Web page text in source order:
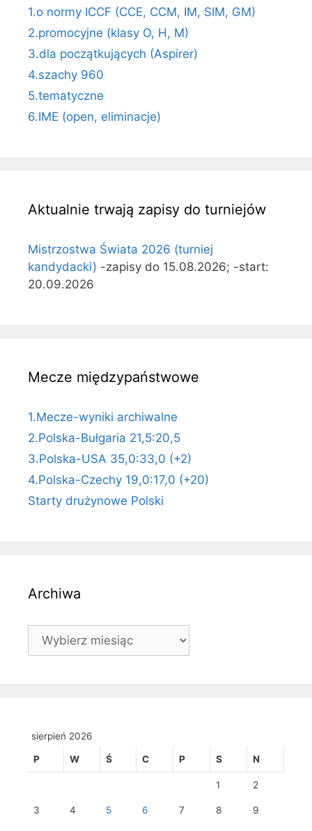
1.o normy ICCF (CCE, CCM, IM, SIM, GM)
2.promocyjne (klasy O, H, M)
3.dla początkujących (Aspirer)
4.szachy 960
5.tematyczne
6.IME (open, eliminacje)
Aktualnie trwają zapisy do turniejów
Mistrzostwa Świata 2026 (turniej
kandydacki) -zapisy do 15.08.2026; -start:
20.09.2026
Mecze międzypaństwowe
1.Mecze-wyniki archiwalne
2.Polska-Bułgaria 21,5:20,5
3.Polska-USA 35,0:33,0 (+2)
4.Polska-Czechy 19,0:17,0 (+20)
Starty drużynowe Polski
Archiwa
Archiwa
sierpień 2026
P W Ś C P S N
1 2
3 4 5 6 7 8 9